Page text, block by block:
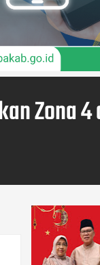
Zona